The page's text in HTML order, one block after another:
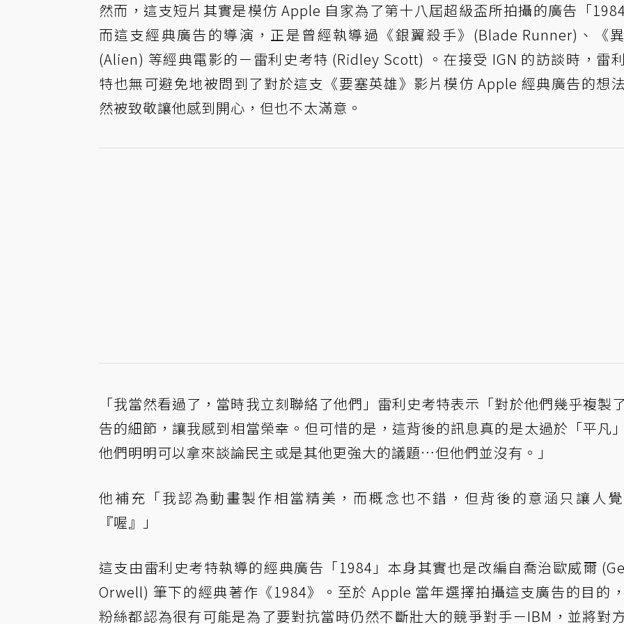
然而，這支短片其實是模仿 Apple 自家為了第十八屆超級盃所拍攝的廣告「
而這支經典廣告的導演，正是曾經執導過《銀翼殺手》(Blade Runner)、《異
(Alien) 等經典電影的－雷利史考特 (Ridley Scott) 。在接受 IGN 的訪談時，雷
特也無可避免地被問到了對於這支《要塞英雄》影片模仿 Apple 經典廣告的想
然被致敬讓他感到開心，但也不太滿意。
「我當然看過了，當時我立刻聯絡了他們」雷利史考特表示「對於他們幾乎複製
告的細節，讓我感到相當榮幸。但可惜的是，這背後的訊息真的是太過於「平凡
他們明明可以拿來談論民主或是其他更強大的議題…但他們並沒有。」
他補充「我認為動畫製作相當精美，而概念也不錯，但背後的意涵只讓人覺
『喔』」
這支由雷利史考特執導的經典廣告「1984」本身其實也是改編自喬治歐威爾
Orwell) 筆下的經典著作《1984》。至於 Apple 當年選擇拍攝這支廣告的目的
粉絲都認為很有可能是為了要對抗當時仍然不斷壯大的競爭對手－IBM，並將對